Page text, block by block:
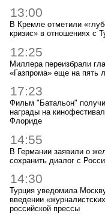
13:00
В Кремле отметили
кризис» в отношениях с
12:25
Миллера переизбрали
«Газпрома» еще на пять
17:23
Фильм "Батальон"
награды на
Флориде
14:55
В Германии заявили о
сохранить диалог с
14:30
Турция уведомила
введении
российской прессы